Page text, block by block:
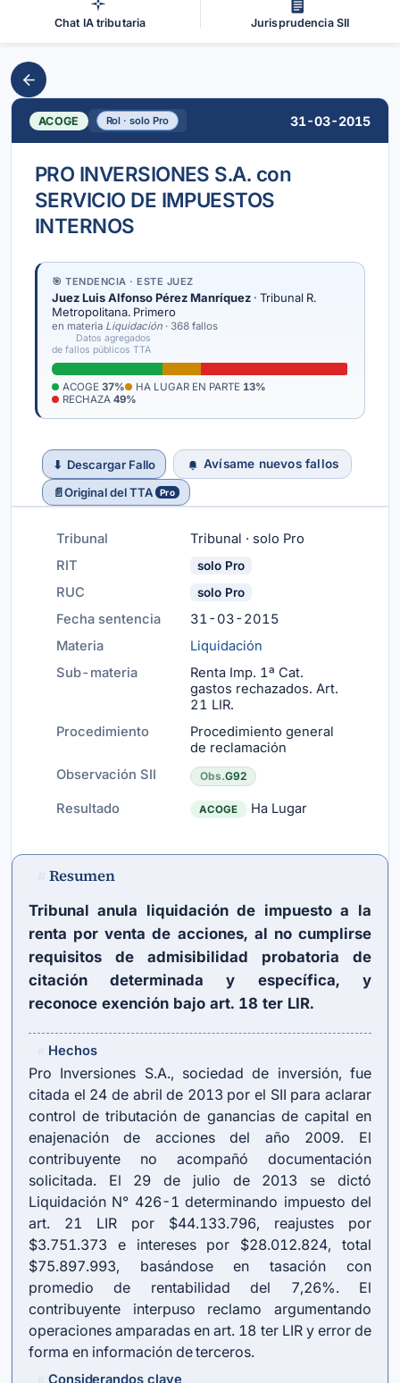
Chat IA tributaria Jurisprudencia SII
ACOGE Rol · solo Pro 31-03-2015
PRO INVERSIONES S.A. con
SERVICIO DE IMPUESTOS
INTERNOS
🎯 TENDENCIA · ESTE JUEZ
Juez Luis Alfonso Pérez Manríquez · Tribunal R.
Metropolitana. Primero
en materia Liquidación · 368 fallos
Datos agregados
de fallos públicos TTA
ACOGE 37% HA LUGAR EN PARTE 13%
RECHAZA 49%
⬇ Descargar Fallo
Avísame nuevos fallos
📄Original del TTA Pro
Tribunal
Tribunal · solo Pro
RIT
solo Pro
RUC solo Pro
Fecha sentencia
31-03-2015
Materia
Liquidación
Sub-materia
Renta Imp. 1ª Cat.
gastos rechazados. Art.
21 LIR.
Procedimiento
Procedimiento general
de reclamación
Observación SII
Obs.G92
Resultado ACOGE Ha Lugar
Resumen
Tribunal anula liquidación de impuesto a la
renta por venta de acciones, al no cumplirse
requisitos de admisibilidad probatoria de
citación determinada y específica, y
reconoce exención bajo art. 18 ter LIR.
Hechos
Pro Inversiones S.A., sociedad de inversión, fue
citada el 24 de abril de 2013 por el SII para aclarar
control de tributación de ganancias de capital en
enajenación de acciones del año 2009. El
contribuyente no acompañó documentación
solicitada. El 29 de julio de 2013 se dictó
Liquidación N° 426-1 determinando impuesto del
art. 21 LIR por $44.133.796, reajustes por
$3.751.373 e intereses por $28.012.824, total
$75.897.993, basándose en tasación con
promedio de rentabilidad del 7,26%. El
contribuyente interpuso reclamo argumentando
operaciones amparadas enart. 18 ter LIRy error de
forma en información de terceros.
Considerandos clave